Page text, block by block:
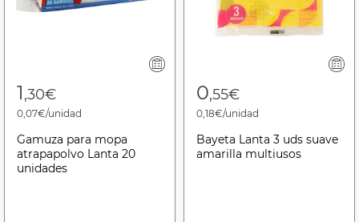
1,30€
0,07€/unidad
Gamuza para mopa
atrapapolvo Lanta 20
unidades
0,55€
0,18€/unidad
Bayeta Lanta 3 uds suave
amarilla multiusos